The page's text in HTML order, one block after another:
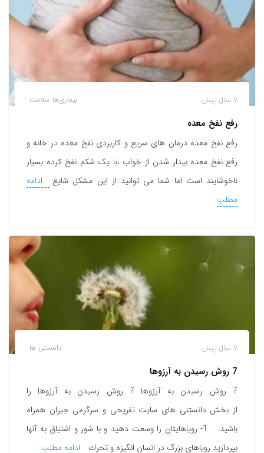
بیماری‌ها سلامت 7 سال پیش
رفع نفخ معده
رفع نفخ معده درمان های سریع و کاربردی نفخ معده در خانه و
رفع نفخ معده بیدار شدن از خواب ،با یک شکم نفخ کرده بسیار
ناخوشایند است اما شما می توانید از این مشکل شایع
ادامه
مطلب
دانستنی ها 7 سال پیش
7 روش رسيدن به آرزوها
7 روش رسيدن به آرزوها 7 روش رسيدن به آرزوها را
از بخش دانستنی های سایت تفریحی و سرگرمی جیران همراه
باشید. 1- روياهايتان را وسعت دهيد و با شور و اشتياق به آنها
بپردازيد روياهاي بزرگ در انسان انگيزه و تحرك
ادامه مطلب